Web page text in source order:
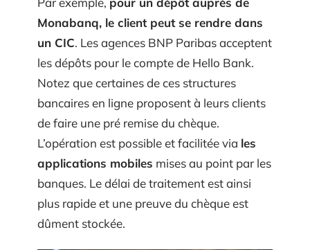
Monabanq, le client peut se rendre dans
un CIC. Les agences BNP Paribas acceptent
les dépôts pour le compte de Hello Bank.
Notez que certaines de ces structures
bancaires en ligne proposent à leurs clients
de faire une pré remise du chèque.
L’opération est possible et facilitée via les
applications mobiles mises au point par les
banques. Le délai de traitement est ainsi
plus rapide et une preuve du chèque est
dûment stockée.